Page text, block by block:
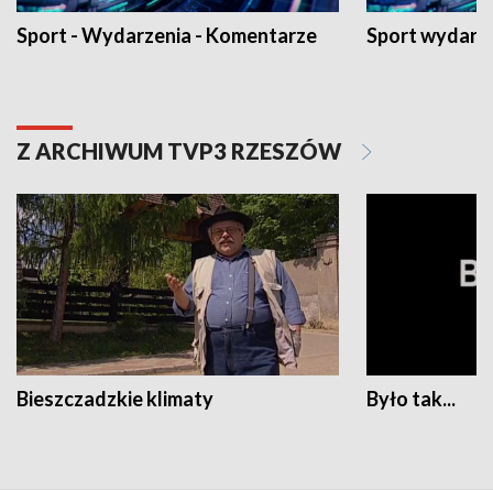
Sport - Wydarzenia - Komentarze Sport
Z ARCHIWUM TVP3 RZESZÓW
Bieszczadzkie klimaty Było tak...